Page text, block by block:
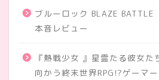
ブルーロック BLAZE BATTLE
本音レビュー
『熱戦少女 』星霊たる彼女た
向かう終末世界RPG!?ゲーマ